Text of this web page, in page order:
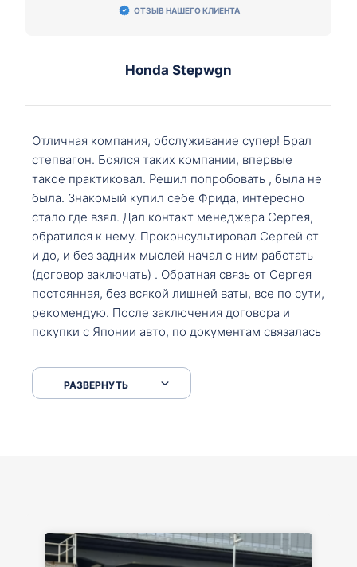
ОТЗЫВ НАШЕГО КЛИЕНТА
Honda Stepwgn
Отличная компания, обслуживание супер! Брал
степвагон. Боялся таких компании, впервые
такое практиковал. Решил попробовать , была не
была. Знакомый купил себе Фрида, интересно
стало где взял. Дал контакт менеджера Сергея,
обратился к нему. Проконсультировал Сергей от
и до, и без задних мыслей начал с ним работать
(договор заключать) . Обратная связь от Сергея
постоянная, без всякой лишней ваты, все по сути,
рекомендую. После заключения договора и
покупки с Японии авто, по документам связалась
что заполнить, куда зайти, образцы и т.д. После
приехал за авто. Меня тепло встретили Сергей с
РАЗВЕРНУТЬ